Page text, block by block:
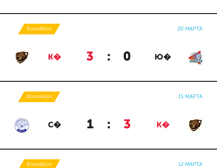
Волейбол 20 МАРТА
К� 3 : 0 Ю�
Волейбол 15 МАРТА
С� 1 : 3 К�
Волейбол 12 МАРТА